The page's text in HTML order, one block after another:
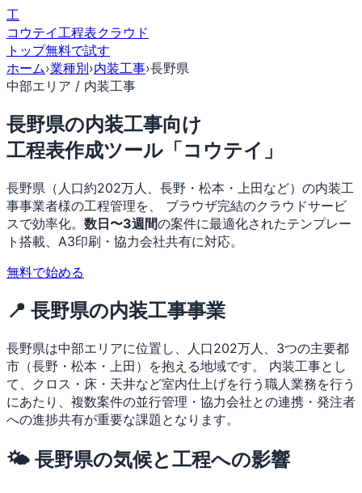
工
コウテイ工程表クラウド
トップ無料で試す
ホーム›業種別›内装工事›長野県
中部エリア / 内装工事
長野県の内装工事向け
工程表作成ツール「コウテイ」
長野県（人口約202万人、長野・松本・上田など）の内装工
事事業者様の工程管理を、 ブラウザ完結のクラウドサービ
スで効率化。 数日〜3週間の案件に最適化されたテンプレー
ト搭載、A3印刷・協力会社共有に対応。
無料で始める
📍 長野県の内装工事事業
長野県は中部エリアに位置し、人口202万人、3つの主要都
市（長野・松本・上田）を抱える地域です。 内装工事とし
て、クロス・床・天井など室内仕上げを行う職人業務を行う
にあたり、複数案件の並行管理・協力会社との連携・発注者
への進捗共有が重要な課題となります。
🌤 長野県の気候と工程への影響